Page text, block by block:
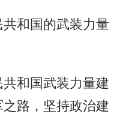
和国的武装力量
和国武装力量建
路，坚持政治建